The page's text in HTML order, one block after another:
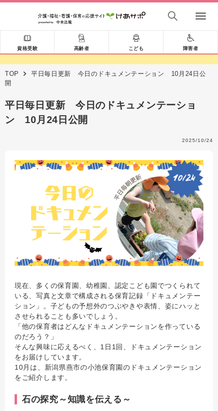
資格受験 高齢者 こども 障害者
TOP
平日毎日更新 今日のドキュメンテーション 10月24日公
開
平日毎日更新 今日のドキュメンテーショ
ン 10月24日公開
2025/10/24
現在、多くの保育園、幼稚園、認定こども園でつくられて
いる、写真と文章で構成される保育記録「ドキュメンテー
ション」。子どもの予想外のつぶやきや表情、姿にハッと
させられることも多いでしょう。
「他の保育者はどんなドキュメンテーションを作っている
のだろう？」
そんな興味に応えるべく、1日1回、ドキュメンテーション
をお届けしています。
10月は、新潟県燕市の小池保育園のドキュメンテーション
をご紹介します。
石の探究～知識を伝える～